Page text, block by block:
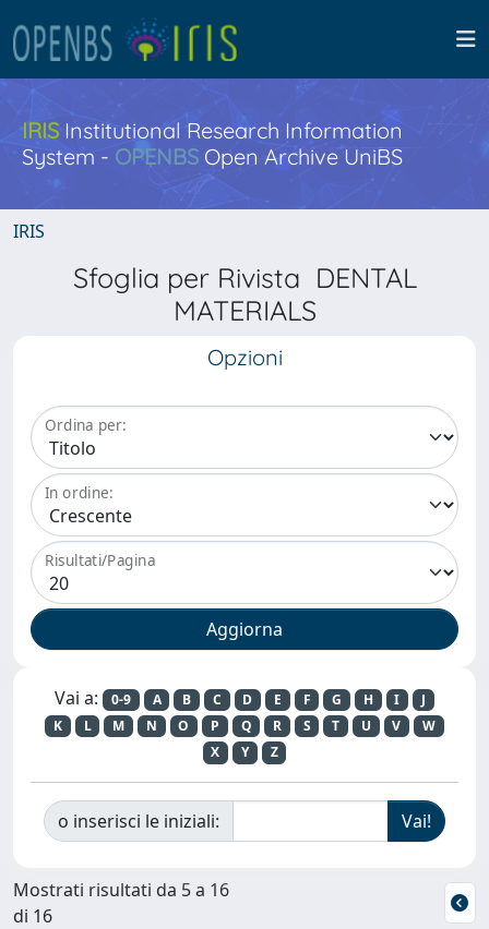
IRISInstitutional Research Information
System - OPENBS Open Archive UniBS
IRIS
Sfoglia per Rivista DENTAL
MATERIALS
Opzioni
Ordina per:
In ordine:
Risultati/Pagina
Vai a: 0-9 A B C D E F G H I
J
K
L M N O P Q R S T U V
W
X
Y Z
o inserisci le iniziali:
Mostrati risultati da 5 a 16
di 16